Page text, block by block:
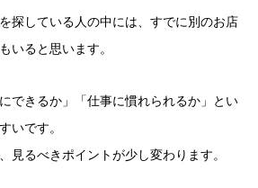
探している人の中には、すでに別のお店
いると思います。
できるか」「仕事に慣れられるか」とい
いです。
見るべきポイントが少し変わります。